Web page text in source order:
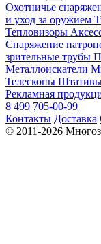
Охотничье
и уход за оружием
Тепловизоры
Снаряжение
зрительные трубы
Металлоискатели
Телескопы
Рекламная
8 499 705-00-99
Контакты Доставка
© 2011-2026